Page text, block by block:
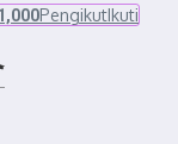
PengikutIkuti